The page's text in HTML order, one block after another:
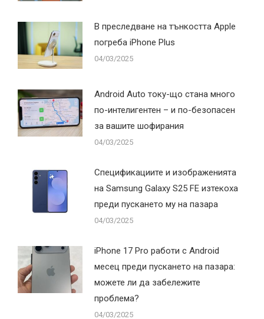
В преследване на тънкостта Apple
погреба iPhone Plus
04/03/2025
Android Auto току-що стана много
по-интелигентен – и по-безопасен
за вашите шофирания
04/03/2025
Спецификациите и изображенията
на Samsung Galaxy S25 FE изтекоха
преди пускането му на пазара
04/03/2025
iPhone 17 Pro работи с Android
месец преди пускането на пазара:
можете ли да забележите
проблема?
04/03/2025